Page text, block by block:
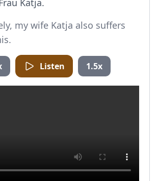
Katja.
my wife Katja also suffers
Listen 1.5x